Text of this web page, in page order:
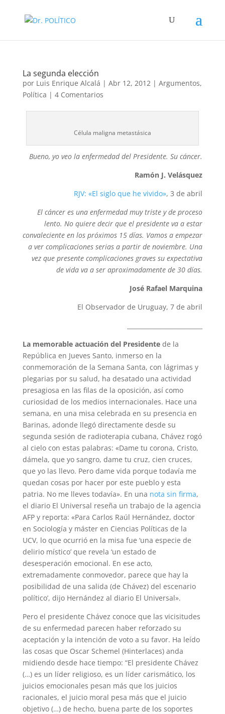
La segunda elección
por Luis Enrique Alcalá | Abr 12, 2012| Argumentos,
Política | 4 Comentarios
Célula maligna metastásica
Bueno, yo veo la enfermedad del Presidente. Su cáncer.
Ramón J. Velásquez
RJV: «El siglo que he vivido», 3 de abril
El cáncer es una enfermedad muy triste y de proceso
lento. No quiere decir que el presidente va a estar
convaleciente en los próximos 15 días. Vamos a empezar
a ver complicaciones serias a partir de noviembre. Una
vez que presente complicaciones graves su expectativa
de vida va a ser aproximadamente de 30 días.
José Rafael Marquina
El Observador de Uruguay, 7 de abril
La memorable actuación del Presidentede la
República en Jueves Santo, inmerso en la
conmemoración de la Semana Santa, con lágrimas y
plegarias por su salud, ha desatado una actividad
presagiosa en las filas de la oposición, así como
curiosidad de los medios internacionales. Hace una
semana, en una misa celebrada en su presencia en
Barinas, adonde llegó directamente desde su
segunda sesión de radioterapia cubana, Chávez rogó
al cielo con estas palabras: «Dame tu corona, Cristo,
dámela, que yo sangro, dame tu cruz, cien cruces,
que yo las llevo. Pero dame vida porque todavía me
quedan cosas por hacer por este pueblo y esta
patria. No me lleves todavía». En una nota sin firma,
el diario El Universal reseña un trabajo de la agencia
AFP y reporta: «Para Carlos Raúl Hernández, doctor
en Sociología y máster en Ciencias Políticas de la
UCV, lo que ocurrió en la misa fue ‘una especie de
delirio místico’ que revela ‘un estado de
desesperación emocional. En ese acto,
extremadamente conmovedor, parece que hay la
posibilidad de una salida (de Chávez) del escenario
político’, dijo Hernández al diario El Universal».
Pero el presidente Chávez conoce que las vicisitudes
de su enfermedad parecen haber reforzado su
aceptación y la intención de voto a su favor. Ha leído
las cosas que Oscar Schemel (Hinterlaces) anda
midiendo desde hace tiempo: “El presidente Chávez
(…) es un líder religioso, es un líder carismático, los
juicios emocionales pesan más que los juicios
racionales, el juicio moral pesa más que el juicio
objetivo (…) de hecho, buena parte de los soportes